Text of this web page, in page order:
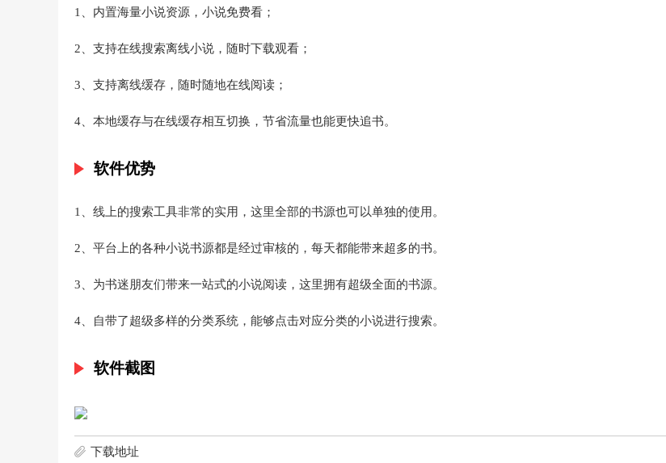
1、内置海量小说资源，小说免费看；
2、支持在线搜索离线小说，随时下载观看；
3、支持离线缓存，随时随地在线阅读；
4、本地缓存与在线缓存相互切换，节省流量也能更快追书。
软件优势
1、线上的搜索工具非常的实用，这里全部的书源也可以单独的使用。
2、平台上的各种小说书源都是经过审核的，每天都能带来超多的书。
3、为书迷朋友们带来一站式的小说阅读，这里拥有超级全面的书源。
4、自带了超级多样的分类系统，能够点击对应分类的小说进行搜索。
软件截图
下载地址